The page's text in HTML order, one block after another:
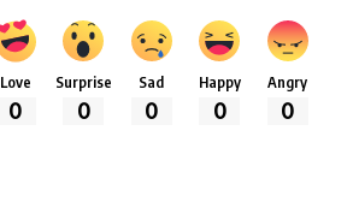
Love
0
Surprise
0
Sad
0
Happy
0
Angry
0